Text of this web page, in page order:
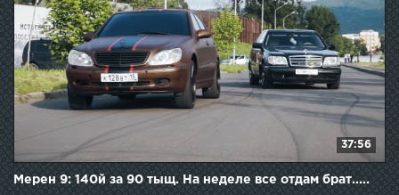
37:56
Мерен 9: 140й за 90 тыщ. На неделе все отдам брат.....